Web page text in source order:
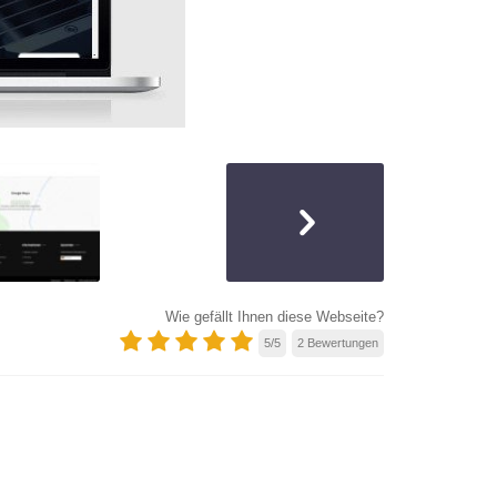
Wie gefällt Ihnen diese Webseite?
5/5 2 Bewertungen